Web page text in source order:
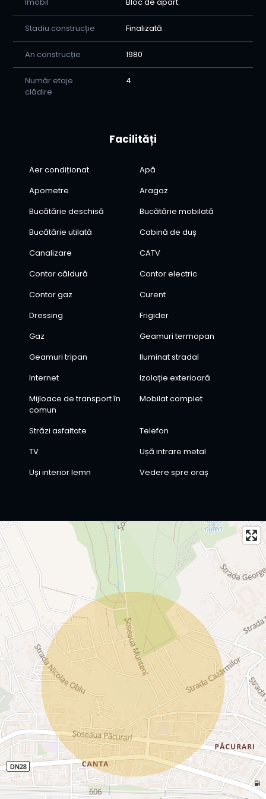
Stadiu construcție Finalizată
An construcție 1980
Număr etaje
clădire
4
Facilități
Aer condiționat
Apă
Apometre
Aragaz
Bucătărie deschisă
Bucătărie mobilată
Bucătărie utilată
Cabină de duș
Canalizare
CATV
Contor căldură
Contor electric
Contor gaz
Curent
Dressing
Frigider
Gaz
Geamuri termopan
Geamuri tripan
Iluminat stradal
Internet
Izolație exterioară
Mijloace de transport în
comun
Mobilat complet
Străzi asfaltate
Telefon
TV
Ușă intrare metal
Uși interior lemn
Vedere spre oraș